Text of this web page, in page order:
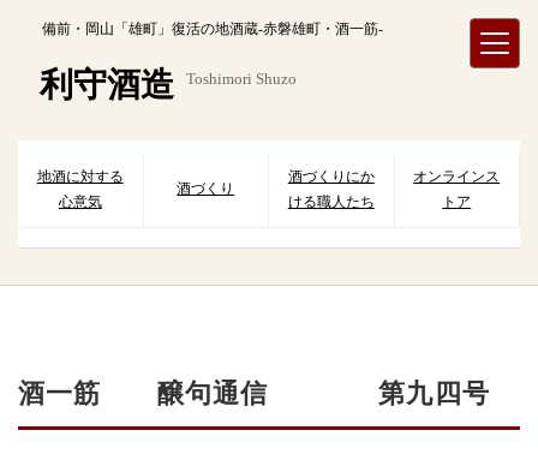
備前・岡山「雄町」復活の地酒蔵-赤磐雄町・酒一筋-
利守酒造 Toshimori Shuzo
地酒に対する
心意気
酒づくり
酒づくりにか
ける職人たち
オンラインス
トア
酒一筋 醸句通信 第九四号